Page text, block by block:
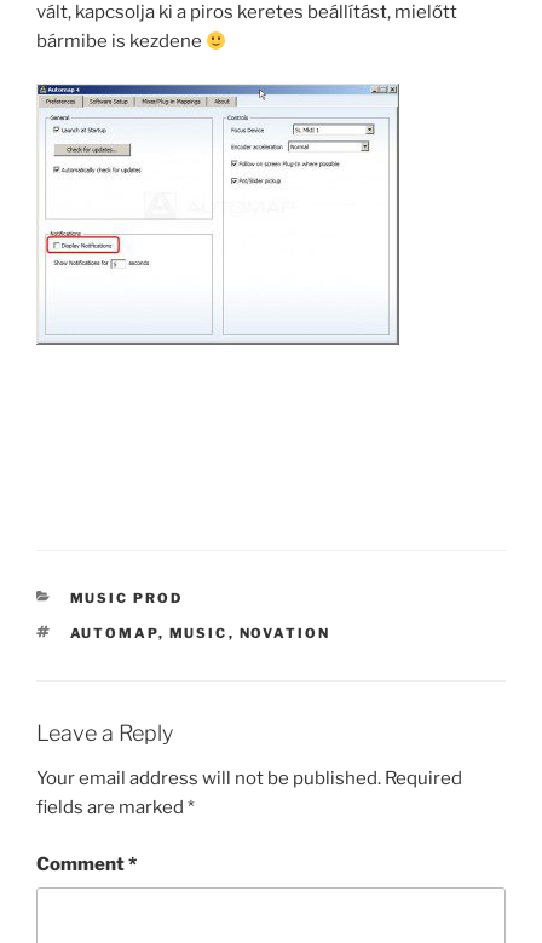
vált, kapcsolja ki a piros keretes beállítást, mielőtt
bármibe is kezdene
CATEGORIES
MUSIC PROD
TAGS
AUTOMAP, MUSIC , NOVATION
Leave a Reply
Your email address will not be published. Required
fields are marked *
Comment*